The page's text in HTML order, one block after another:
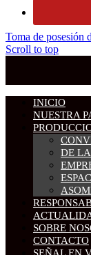
Toma de posesión
Scroll to top
INICIO
NUESTRA
DE
SOBRE
CONTACTO